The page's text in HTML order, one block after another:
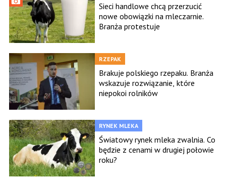
Sieci handlowe chcą przerzucić
nowe obowiązki na mleczarnie.
Branża protestuje
RZEPAK
Brakuje polskiego rzepaku. Branża
wskazuje rozwiązanie, które
niepokoi rolników
RYNEK MLEKA
Światowy rynek mleka zwalnia. Co
będzie z cenami w drugiej połowie
roku?